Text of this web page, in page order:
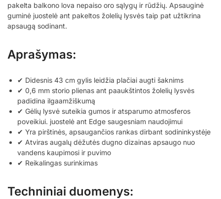
pakelta balkono lova nepaiso oro sąlygų ir rūdžių. Apsauginė
guminė juostelė ant pakeltos žolelių lysvės taip pat užtikrina
apsaugą sodinant.
Aprašymas:
✔ Didesnis 43 cm gylis leidžia plačiai augti šaknims
✔ 0,6 mm storio plienas ant paaukštintos žolelių lysvės
padidina ilgaamžiškumą
✔ Gėlių lysvė suteikia gumos ir atsparumo atmosferos
poveikiui. juostelė ant Edge saugesniam naudojimui
✔ Yra pirštinės, apsaugančios rankas dirbant sodininkystėje
✔ Atviras augalų dėžutės dugno dizainas apsaugo nuo
vandens kaupimosi ir puvimo
✔ Reikalingas surinkimas
Techniniai duomenys: